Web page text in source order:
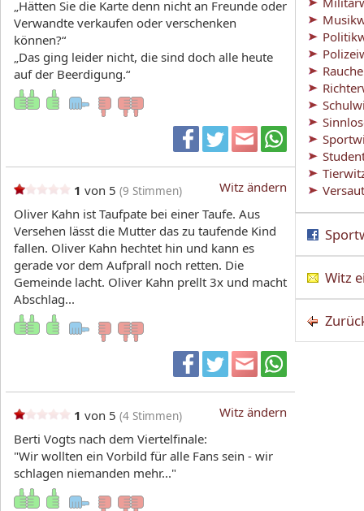
Witz
„Hätten Sie die Karte denn nicht an Freunde oder
Verwandte verkaufen oder verschenken
können?“
„Das ging leider nicht, die sind doch alle heute
auf der Beerdigung.“
Witz ändern
1 von 5 (9 Stimmen)
Oliver Kahn ist Taufpate bei einer Taufe. Aus
Versehen lässt die Mutter das zu taufende Kind
fallen. Oliver Kahn hechtet hin und kann es
gerade vor dem Aufprall noch retten. Die
Gemeinde lacht. Oliver Kahn prellt 3x und macht
Abschlag...
Witz ändern
1 von 5 (4 Stimmen)
Berti Vogts nach dem Viertelfinale:
"Wir wollten ein Vorbild für alle Fans sein - wir
schlagen niemanden mehr..."